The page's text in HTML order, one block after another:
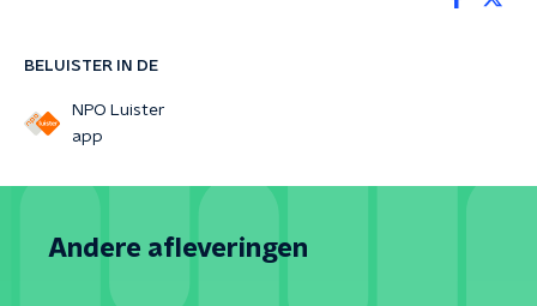
BELUISTER IN DE
NPO Luister
app
Andere afleveringen